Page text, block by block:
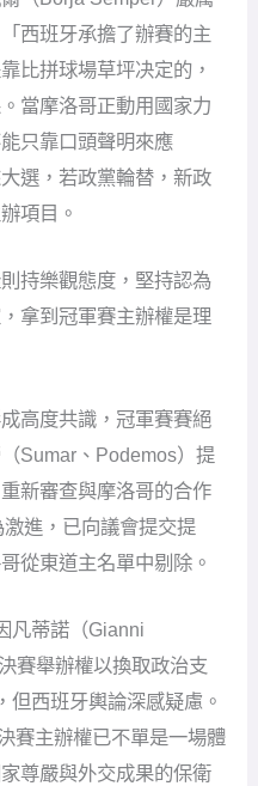
西班牙承擔了辦賽的主
比拼球場草坪决定的，
當摩洛哥正動用國家力
只靠口頭聲明來應
選，若政黨輪替，新政
項目。
持樂觀態度，堅持認為
拿到冠軍賽主辦權是理
高度共識，冠軍賽賽絕
Sumar、Podemos）提
新審查與摩洛哥的合作
進，已向議會提交提
從東道主名單中剔除。
凡蒂諾（Gianni
賽舉辦權以換取政治支
但西班牙輿論深感疑慮。
賽主辦權已不單是一場體
尊嚴與外交成果的保衛